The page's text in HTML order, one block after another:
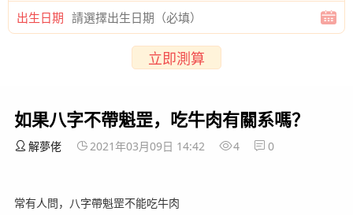
出生日期
立即測算
如果八字不帶魁罡，吃牛肉有關系嗎？
解夢佬 2021年03月09日 14:42 4 0
常有人問，八字帶魁罡不能吃牛肉